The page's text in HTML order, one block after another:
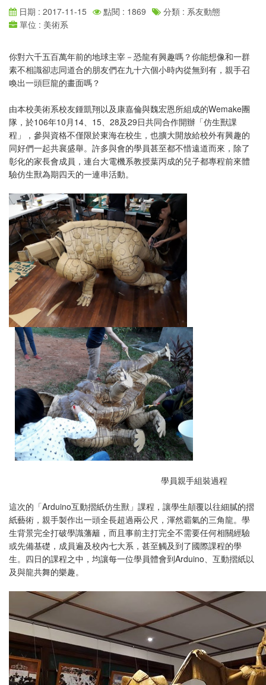
日期 : 2017-11-15 點閱 : 1869
分類 : 系友動態
單位 : 美術系
你對六千五百萬年前的地球主宰－恐龍有興趣嗎？你能想像和一群
素不相識卻志同道合的朋友們在九十六個小時內從無到有，親手召
喚出一頭巨龍的畫面嗎？
由本校美術系校友鍾凱翔以及康嘉倫與魏宏恩所組成的Wemake團
隊，於106年10月14、15、28及29日共同合作開辦「仿生獸課
程」，參與資格不僅限於東海在校生，也擴大開放給校外有興趣的
同好們一起共襄盛舉。許多與會的學員甚至都不惜遠道而來，除了
彰化的家長會成員，連台大電機系教授葉丙成的兒子都專程前來體
驗仿生獸為期四天的一連串活動。
學員親手組裝過程
這次的「Arduino互動摺紙仿生獸」課程，讓學生顛覆以往細膩的摺
紙藝術，親手製作出一頭全長超過兩公尺，渾然霸氣的三角龍。學
生背景完全打破學識藩籬，而且事前主打完全不需要任何相關經驗
或先備基礎，成員遍及校內七大系，甚至觸及到了國際課程的學
生。四日的課程之中，均讓每一位學員體會到Arduino、互動摺紙以
及與龍共舞的樂趣。